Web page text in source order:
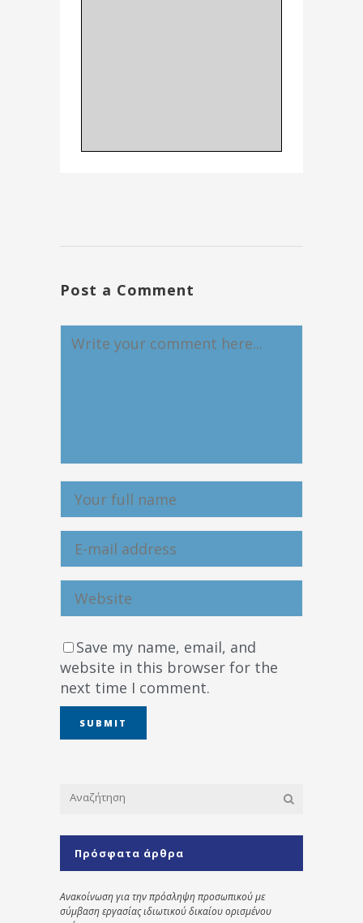
Post a Comment
Save my name, email, and
website in this browser for the
next time I comment.
Πρόσφατα άρθρα
Ανακοίνωση για την πρόσληψη προσωπικού με
σύμβαση εργασίας ιδιωτικού δικαίου ορισμένου